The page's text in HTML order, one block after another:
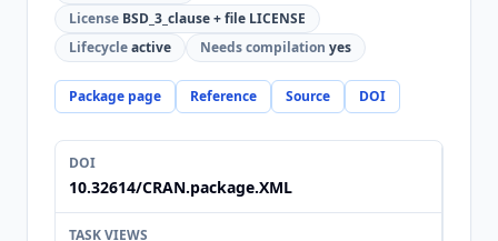
License BSD_3_clause + file LICENSE
Lifecycleactive Needs compilation yes
Package page Reference Source DOI
DOI
10.32614/CRAN.package.XML
TASK VIEWS